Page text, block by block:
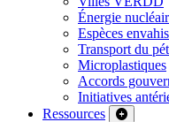
Énergie
Espèces
Transport du
Microplastiques
Accords
Initiatives
Ressources